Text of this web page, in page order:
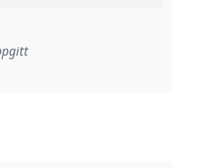
en implementasjonsregel